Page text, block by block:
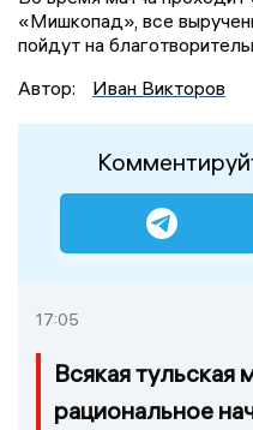
«Мишкопад», все
пойдут на
Автор:
Иван Викторов
17:05
Всякая тульская
рациональное